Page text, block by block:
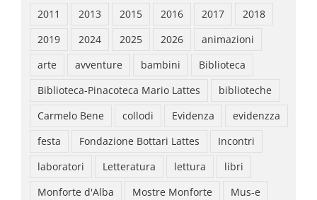
2011 2013 2015 2016 2017
2018
2019
2024 2025 2026
animazioni
arte
avventure bambini
Biblioteca
Biblioteca-Pinacoteca Mario Lattes
biblioteche
Carmelo Bene
collodi Evidenza
evidenzza
festa
Fondazione Bottari Lattes
Incontri
laboratori
Letteratura lettura
libri
Monforte d'Alba
Mostre Monforte
Mus-e